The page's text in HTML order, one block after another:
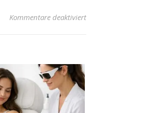
Kommentare deaktiviertfür Sprudelwasser